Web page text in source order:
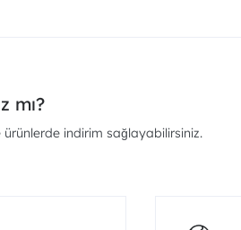
mı?
indirim sağlayabilirsiniz.